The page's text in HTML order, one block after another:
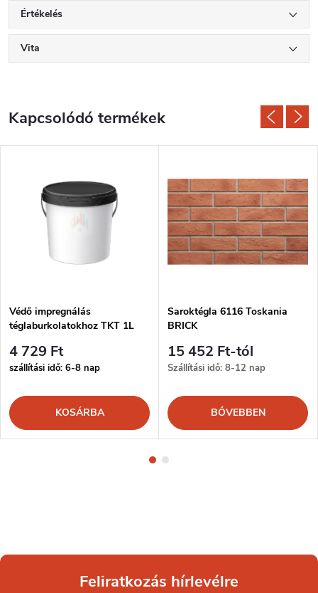
Értékelés
Vita
Kapcsolódó termékek
Védő impregnálás
téglaburkolatokhoz TKT 1L
4 729 Ft
szállítási idő: 6-8 nap
KOSÁRBA
Saroktégla 6116 Toskania
BRICK
15 452 Ft-tól
Szállítási idő: 8-12 nap
BŐVEBBEN
Feliratkozás hírlevélre